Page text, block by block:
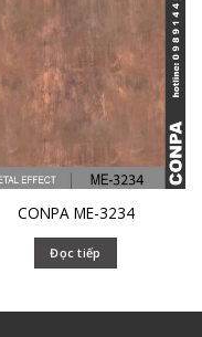
CONPA ME-3234
Đọc tiếp